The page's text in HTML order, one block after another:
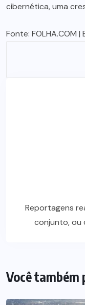
cibernética, uma
Fonte: FOLHA.COM |
Reportagens
conjunto, ou
Você também